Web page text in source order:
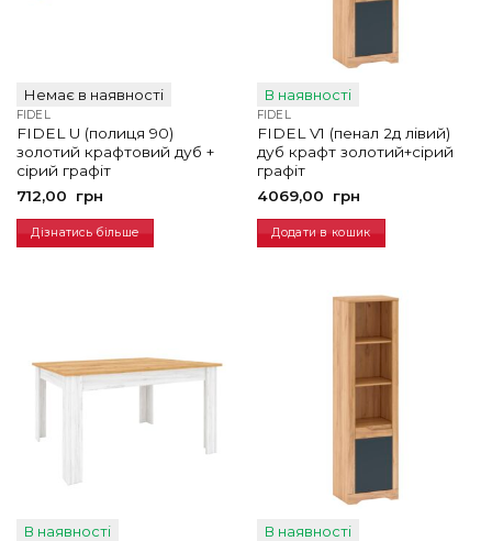
Немає в наявності
FIDEL
FIDEL U (полиця 90)
золотий крафтовий дуб +
сірий графіт
712,00
грн
Дізнатись більше
В наявності
FIDEL
FIDEL V1 (пенал 2д лівий)
дуб крафт золотий+сірий
графіт
4069,00
грн
Додати в кошик
В наявності В наявності